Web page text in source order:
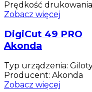
Prędkość
Zobacz więcej
DigiCut 49 PRO
Akonda
Typ urządzenia:
Producent: Akonda
Zobacz więcej